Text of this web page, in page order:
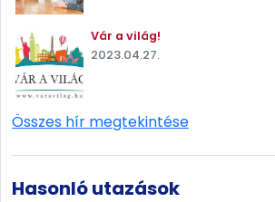
Vár a világ!
2023.04.27.
Összes hír megtekintése
Hasonló utazások